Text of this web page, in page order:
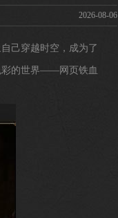
2026-08-06
己穿越时空，成为了
彩的世界——网页铁血